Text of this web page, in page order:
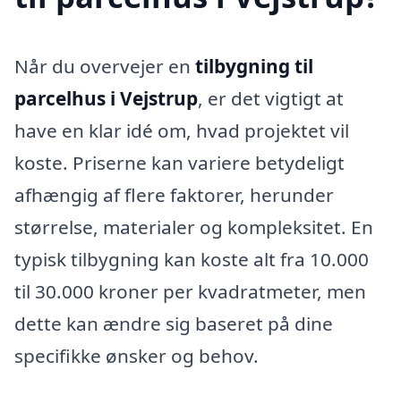
Når du overvejer en tilbygning til
parcelhus i Vejstrup, er det vigtigt at
have en klar idé om, hvad projektet vil
koste. Priserne kan variere betydeligt
afhængig af flere faktorer, herunder
størrelse, materialer og kompleksitet. En
typisk tilbygning kan koste alt fra 10.000
til 30.000 kroner per kvadratmeter, men
dette kan ændre sig baseret på dine
specifikke ønsker og behov.